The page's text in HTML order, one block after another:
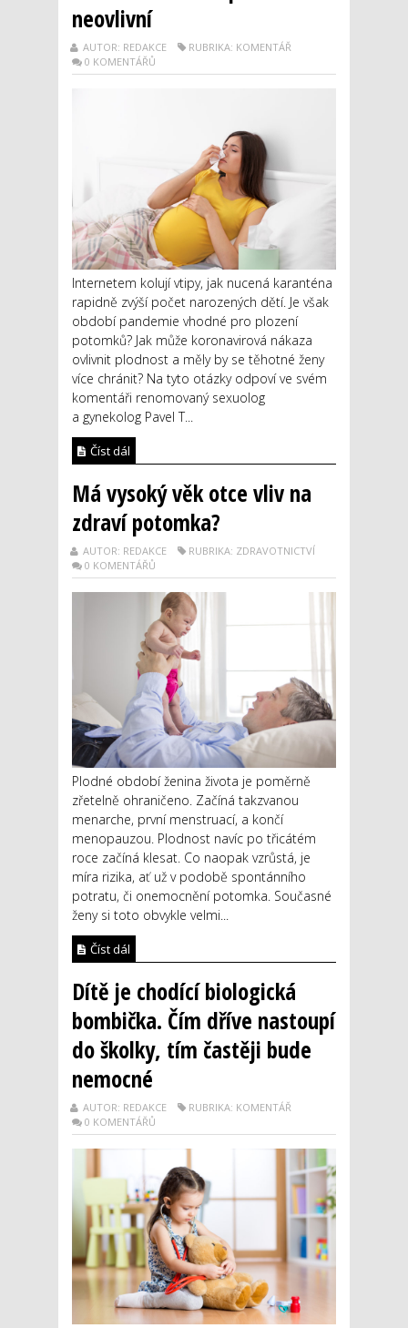
neovlivní
AUTOR: REDAKCE
RUBRIKA: KOMENTÁŘ
0 KOMENTÁŘŮ
Internetem kolují vtipy, jak nucená karanténa
rapidně zvýší počet narozených dětí. Je však
období pandemie vhodné pro plození
potomků? Jak může koronavirová nákaza
ovlivnit plodnost a měly by se těhotné ženy
více chránit? Na tyto otázky odpoví ve svém
komentáři renomovaný sexuolog
a gynekolog Pavel T...
Číst dál
Má vysoký věk otce vliv na
zdraví potomka?
AUTOR: REDAKCE
RUBRIKA: ZDRAVOTNICTVÍ
0 KOMENTÁŘŮ
Plodné období ženina života je poměrně
zřetelně ohraničeno. Začíná takzvanou
menarche, první menstruací, a končí
menopauzou. Plodnost navíc po třicátém
roce začíná klesat. Co naopak vzrůstá, je
míra rizika, ať už v podobě spontánního
potratu, či onemocnění potomka. Současné
ženy si toto obvykle velmi...
Číst dál
Dítě je chodící biologická
bombička. Čím dříve nastoupí
do školky, tím častěji bude
nemocné
AUTOR: REDAKCE
RUBRIKA: KOMENTÁŘ
0 KOMENTÁŘŮ